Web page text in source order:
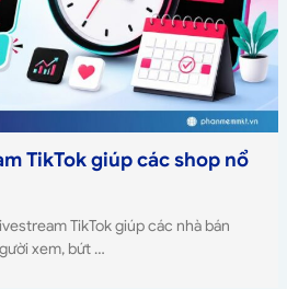
TikTok giúp các shop nổ
TikTok giúp các nhà bán
xem, bứt …